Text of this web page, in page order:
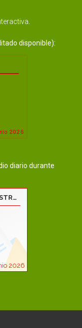
disponible):
diario durante